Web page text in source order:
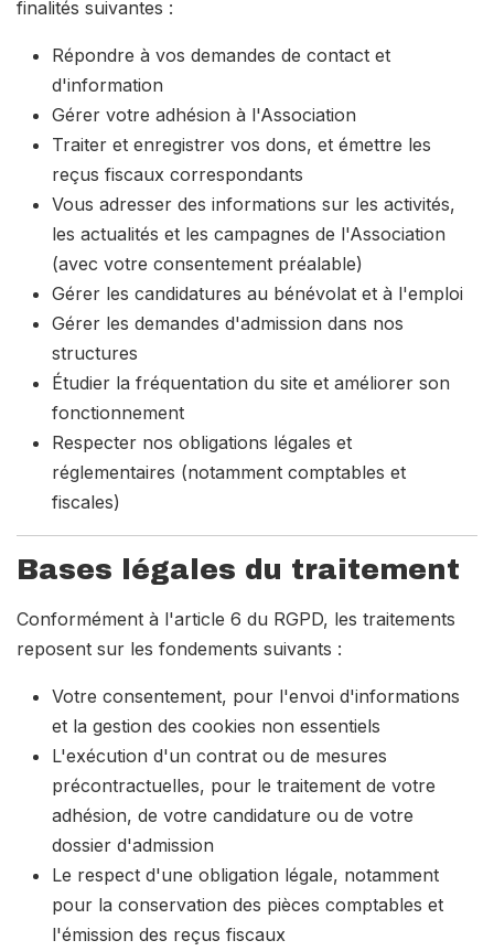
finalités suivantes :
Répondre à vos demandes de contact et
d'information
Gérer votre adhésion à l'Association
Traiter et enregistrer vos dons, et émettre les
reçus fiscaux correspondants
Vous adresser des informations sur les activités,
les actualités et les campagnes de l'Association
(avec votre consentement préalable)
Gérer les candidatures au bénévolat et à l'emploi
Gérer les demandes d'admission dans nos
structures
Étudier la fréquentation du site et améliorer son
fonctionnement
Respecter nos obligations légales et
réglementaires (notamment comptables et
fiscales)
Bases légales du traitement
Conformément à l'article 6 du RGPD, les traitements
reposent sur les fondements suivants :
Votre consentement, pour l'envoi d'informations
et la gestion des cookies non essentiels
L'exécution d'un contrat ou de mesures
précontractuelles, pour le traitement de votre
adhésion, de votre candidature ou de votre
dossier d'admission
Le respect d'une obligation légale, notamment
pour la conservation des pièces comptables et
l'émission des reçus fiscaux